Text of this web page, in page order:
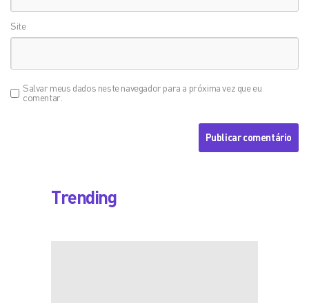
Site
Salvar meus dados neste navegador para a próxima vez que eu
comentar.
Trending